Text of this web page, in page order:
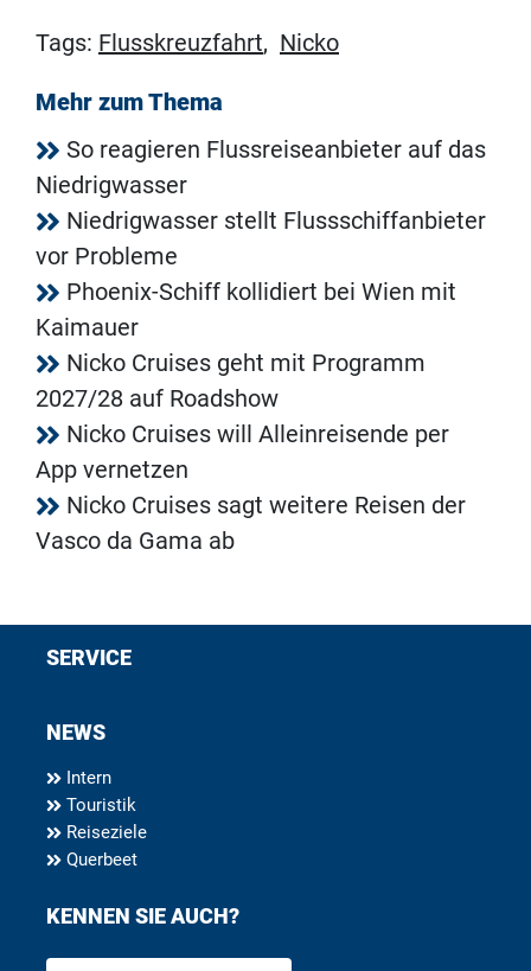
Tags: Flusskreuzfahrt, Nicko
Mehr zum Thema
So reagieren Flussreiseanbieter auf das
Niedrigwasser
Niedrigwasser stellt Flussschiffanbieter
vor Probleme
Phoenix-Schiff kollidiert bei Wien mit
Kaimauer
Nicko Cruises geht mit Programm
2027/28 auf Roadshow
Nicko Cruises will Alleinreisende per
App vernetzen
Nicko Cruises sagt weitere Reisen der
Vasco da Gama ab
SERVICE
NEWS
Intern
Touristik
Reiseziele
Querbeet
KENNEN SIE AUCH?